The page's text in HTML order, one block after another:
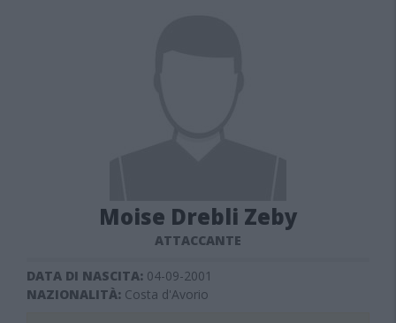
Moise Drebli Zeby
ATTACCANTE
DATA DI NASCITA: 04-09-2001
NAZIONALITÀ: Costa d'Avorio